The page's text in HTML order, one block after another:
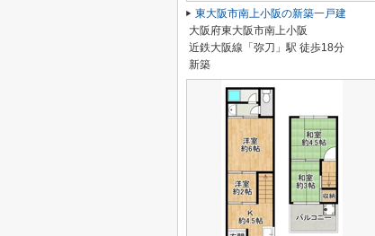
東大阪市南上小阪の新築一戸建
大阪府東大阪市南上小阪
近鉄大阪線「弥刀」駅 徒歩18分
新築